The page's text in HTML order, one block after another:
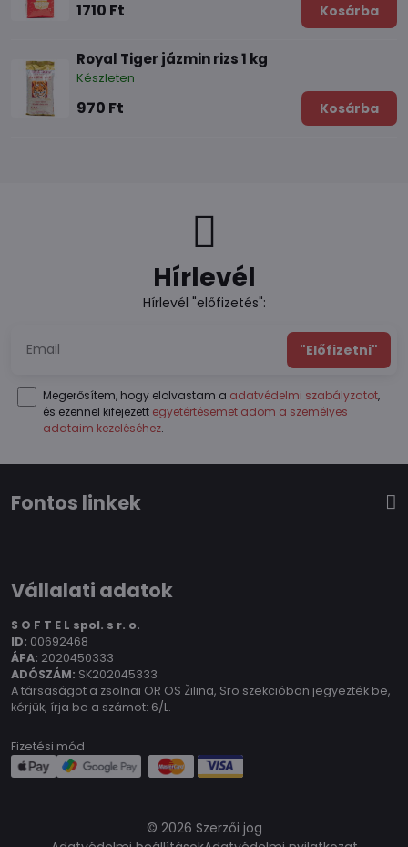
1710 Ft Kosárba
Royal Tiger jázmin rizs 1 kg
Készleten
970 Ft Kosárba
Hírlevél
Hírlevél "előfizetés":
"Előfizetni"
Megerősítem, hogy elolvastam a adatvédelmi szabályzatot,
és ezennel kifejezett egyetértésemet adom a személyes
adataim kezeléséhez.
Fontos linkek
Vállalati adatok
S O F T E L spol. s r. o.
ID: 00692468
ÁFA: 2020450333
ADÓSZÁM: SK202045333
A társaságot a zsolnai OR OS Žilina, Sro szekcióban jegyezték be,
kérjük, írja be a számot: 6/L.
Fizetési mód
© 2026 Szerzői jog